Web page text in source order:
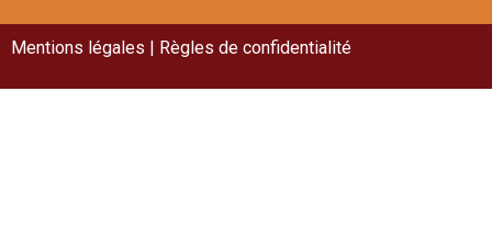
Mentions légales | Règles de confidentialité